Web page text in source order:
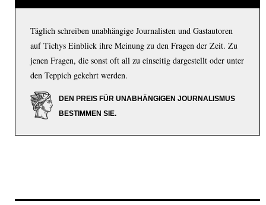
Täglich schreiben unabhängige Journalisten und Gastautoren
auf Tichys Einblick ihre Meinung zu den Fragen der Zeit. Zu
jenen Fragen, die sonst oft all zu einseitig dargestellt oder unter
den Teppich gekehrt werden.
DEN PREIS FÜR UNABHÄNGIGEN JOURNALISMUS
BESTIMMEN SIE.